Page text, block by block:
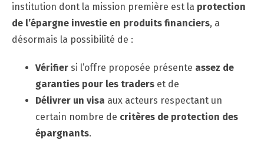
institution dont la mission première est la protection
de l’épargne investie en produits financiers, a
désormais la possibilité de :
Vérifier si l’offre proposée présente assez de
garanties pour les traders et de
Délivrer un visa aux acteurs respectant un
certain nombre de critères de protection des
épargnants.